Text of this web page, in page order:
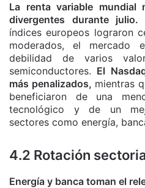
La renta variable mundial
divergentes durante julio.
índices europeos lograron
moderados, el mercado
debilidad de varios
semiconductores. El
más penalizados, mientras
beneficiaron de una
tecnológico y de un
sectores como energía,
4.2 Rotación
Energía y banca toman el